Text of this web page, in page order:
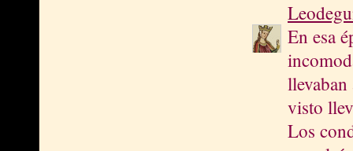
En esa
visto
Los